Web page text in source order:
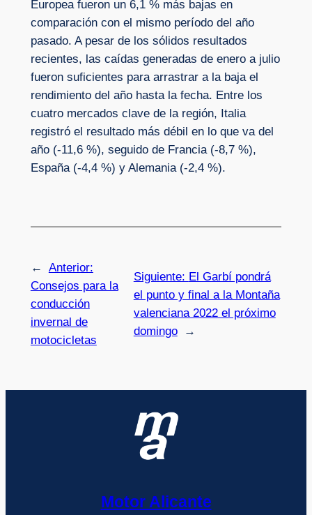
Europea fueron un 6,1 % más bajas en
comparación con el mismo período del año
pasado. A pesar de los sólidos resultados
recientes, las caídas generadas de enero a julio
fueron suficientes para arrastrar a la baja el
rendimiento del año hasta la fecha. Entre los
cuatro mercados clave de la región, Italia
registró el resultado más débil en lo que va del
año (-11,6 %), seguido de Francia (-8,7 %),
España (-4,4 %) y Alemania (-2,4 %).
←
Anterior:
Consejos para la
conducción
invernal de
motocicletas
Siguiente: El Garbí pondrá
el punto y final a la Montaña
valenciana 2022 el próximo
domingo
→
Motor Alicante